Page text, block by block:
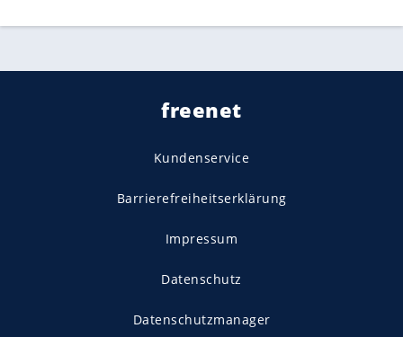
freenet
Kundenservice
Barrierefreiheitserklärung
Impressum
Datenschutz
Datenschutzmanager